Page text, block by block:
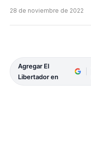
28 de noviembre de 2022
Agregar El
Libertador en